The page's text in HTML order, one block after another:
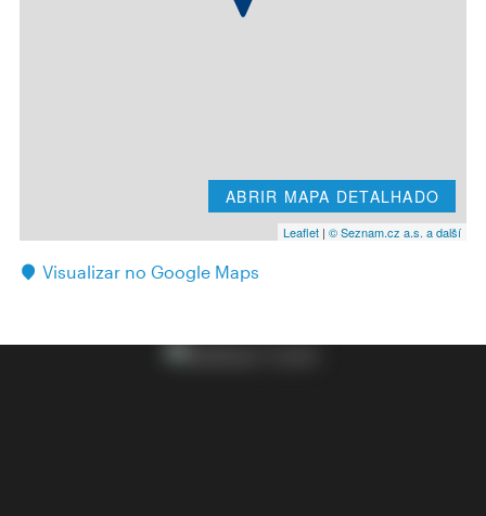
ABRIR MAPA DETALHADO
Leaflet | © Seznam.cz a.s. a další
Visualizar no Google Maps